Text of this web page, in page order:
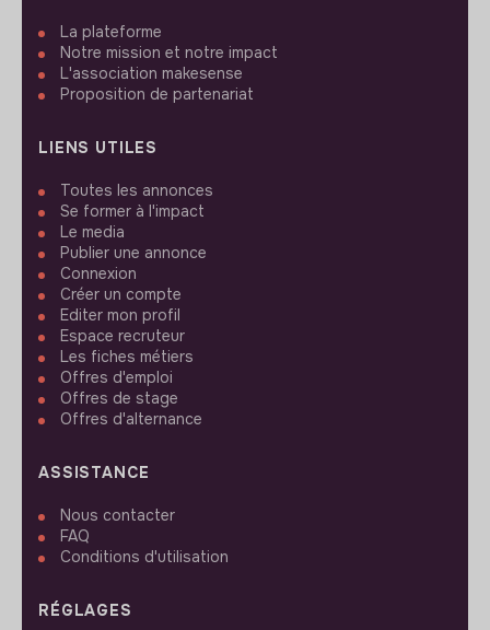
La plateforme
Notre mission et notre impact
L'association makesense
Proposition de partenariat
LIENS UTILES
Toutes les annonces
Se former à l'impact
Le media
Publier une annonce
Connexion
Créer un compte
Editer mon profil
Espace recruteur
Les fiches métiers
Offres d'emploi
Offres de stage
Offres d'alternance
ASSISTANCE
Nous contacter
FAQ
Conditions d'utilisation
RÉGLAGES